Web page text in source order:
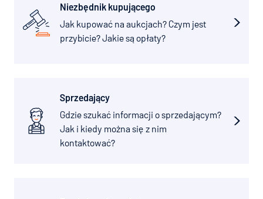
Niezbędnik kupującego
Jak kupować na aukcjach? Czym jest
przybicie? Jakie są opłaty?
Sprzedający
Gdzie szukać informacji o sprzedającym?
Jak i kiedy można się z nim
kontaktować?